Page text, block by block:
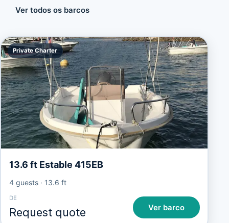
Ver todos os barcos
Private Charter
13.6 ft Estable 415EB
4 guests· 13.6 ft
DE
Request quote Ver barco